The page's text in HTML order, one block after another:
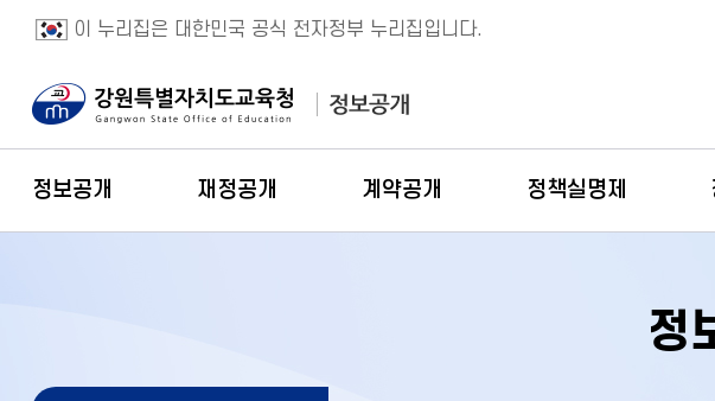
이 누리집은 대한민국 공식 전자정부 누리집입니다.
정보공개 재정공개 계약공개 정책실명제
정